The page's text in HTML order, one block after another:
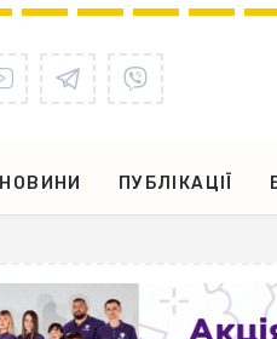
НОВИНИ ПУБЛІКАЦІЇ